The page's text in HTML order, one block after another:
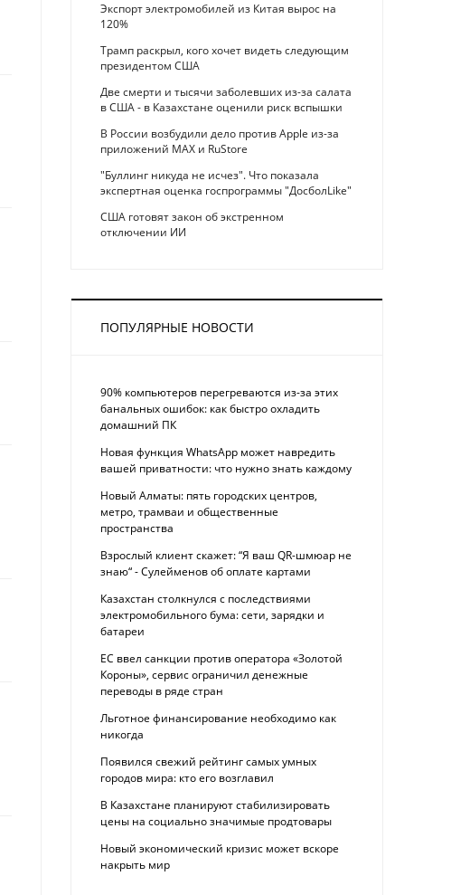
Экспорт электромобилей из Китая вырос на
120%
Трамп раскрыл, кого хочет видеть следующим
президентом США
Две смерти и тысячи заболевших из-за салата
в США - в Казахстане оценили риск вспышки
В России возбудили дело против Apple из-за
приложений MAX и RuStore
"Буллинг никуда не исчез". Что показала
экспертная оценка госпрограммы "ДосболLike"
США готовят закон об экстренном
отключении ИИ
ПОПУЛЯРНЫЕ НОВОСТИ
90% компьютеров перегреваются из-за этих
банальных ошибок: как быстро охладить
домашний ПК
Новая функция WhatsApp может навредить
вашей приватности: что нужно знать каждому
Новый Алматы: пять городских центров,
метро, трамваи и общественные
пространства
Взрослый клиент скажет: “Я ваш QR-шмюар не
знаю“ - Сулейменов об оплате картами
Казахстан столкнулся с последствиями
электромобильного бума: сети, зарядки и
батареи
ЕС ввел санкции против оператора «Золотой
Короны», сервис ограничил денежные
переводы в ряде стран
Льготное финансирование необходимо как
никогда
Появился свежий рейтинг самых умных
городов мира: кто его возглавил
В Казахстане планируют стабилизировать
цены на социально значимые продтовары
Новый экономический кризис может вскоре
накрыть мир